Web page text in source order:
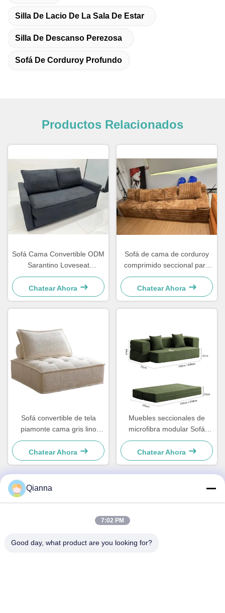
Silla De Lacio De La Sala De Estar
Silla De Descanso Perezosa
Sofá De Corduroy Profundo
Productos Relacionados
Sofá Cama Convertible ODM
Sarantino Loveseat
Comprimido
Chatear Ahora
Sofá de cama de corduroy
comprimido seccional para
el salón
Chatear Ahora
Sofá convertible de tela
piamonte cama gris lino
ligero
Chatear Ahora
Muebles seccionales de
microfibra modular Sofá
lavable para espacios
pequeños
Chatear Ahora
No 793 de la calle Tongren, ciudad de Tongxiang, provincia
Qianna
7:02 PM
Good day, what product are you looking for?